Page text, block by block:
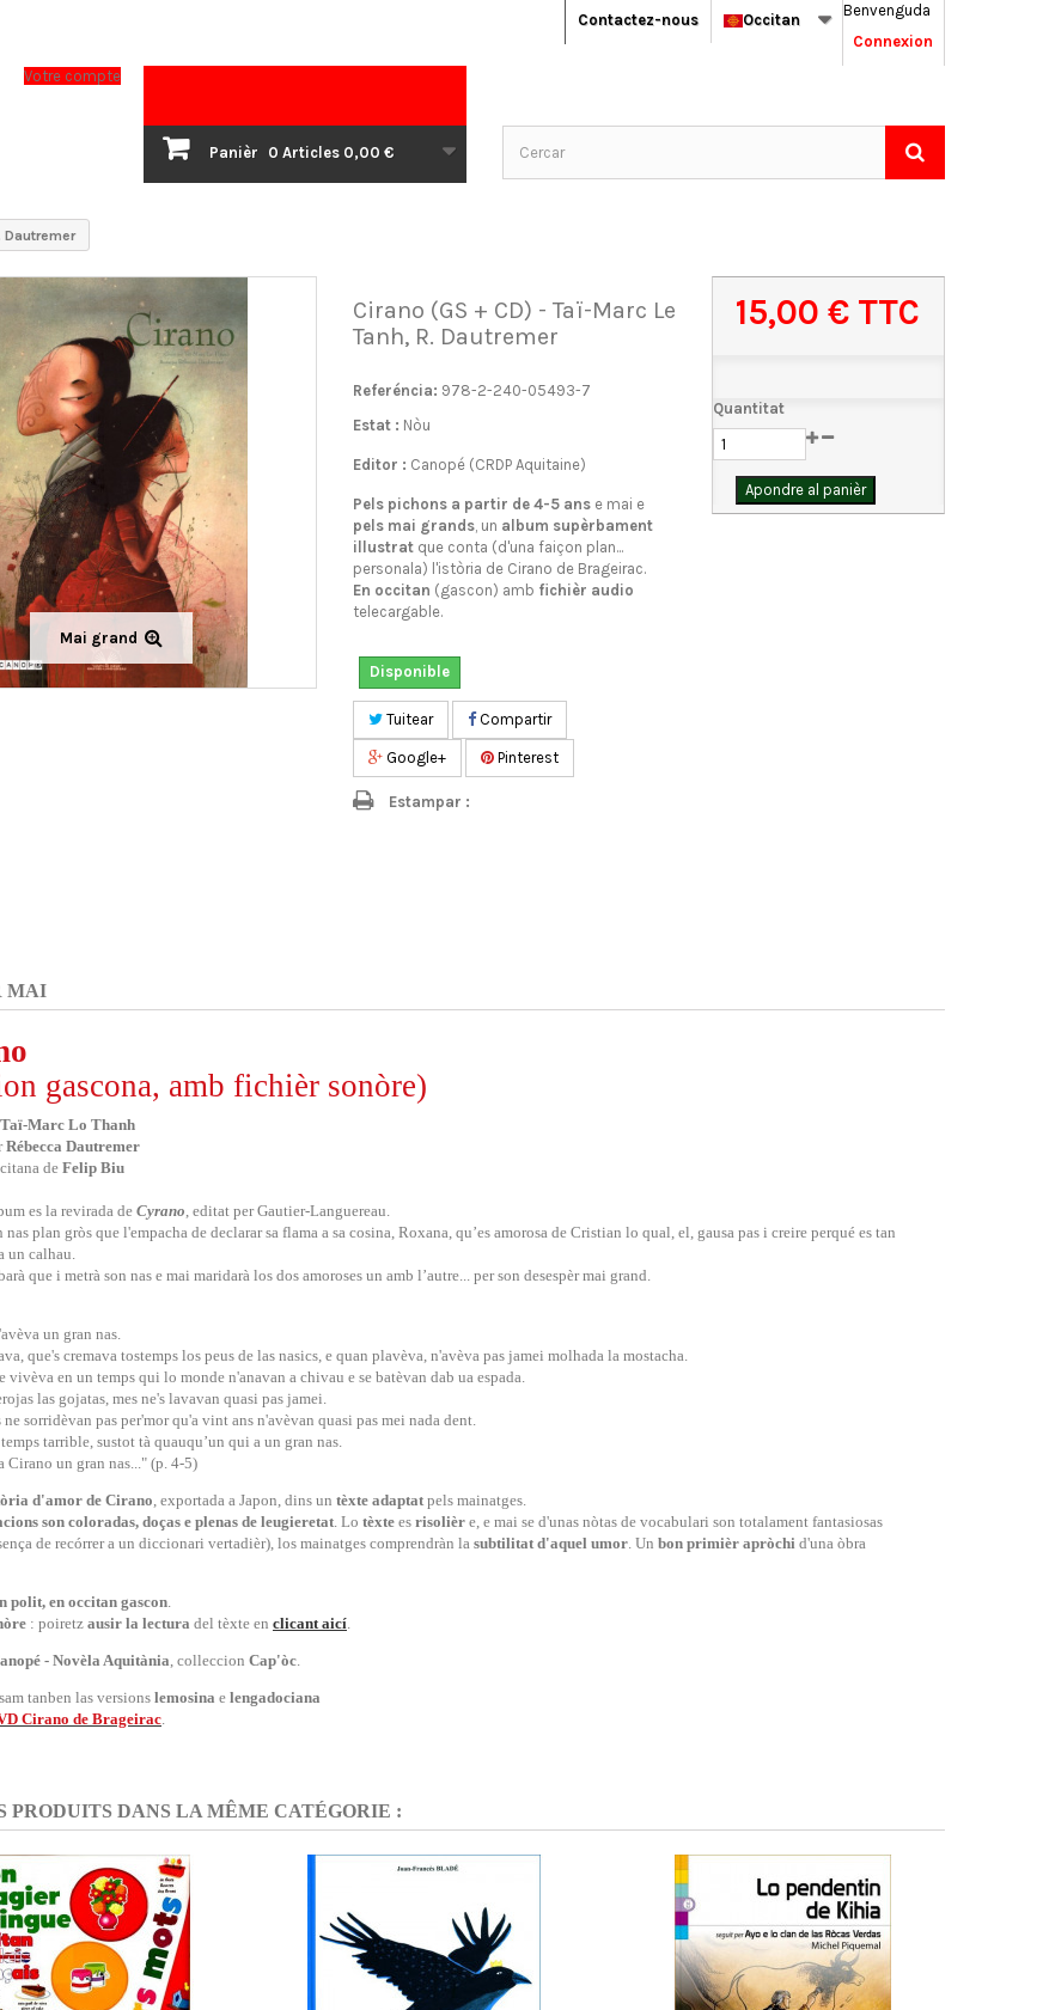
Benvenguda
Connexion
Occitan
Contactez-nous
Panièr 0 Articles 0,00 €
Votre compte
Dautremer
Mai grand
Cirano (GS + CD) - Taï-Marc Le
Tanh, R. Dautremer
Referéncia: 978-2-240-05493-7
Estat : Nòu
Editor : Canopé (CRDP Aquitaine)
Pels pichons a partir de 4-5 ans e mai e
pels mai grands, un album supèrbament
illustrat que conta (d'una faiçon plan...
personala) l'istòria de Cirano de Brageirac.
En occitan (gascon) amb fichièr audio
telecargable.
Disponible
Tuitear Compartir
Google+ Pinterest
Estampar :
15,00 €TTC
Quantitat
Apondre al panièr
MAI
gascona, amb fichièr sonòre)
Taï-Marc Lo Thanh
Rébecca Dautremer
deFelip Biu
es la revirada de Cyrano, editat per Gautier-Languereau.
nas plan gròs que l'empacha de declarar sa flama a sa cosina, Roxana, qu’es amorosa de Cristian lo qual, el, gausa pas i creire perqué es tan
un calhau.
que i metrà son nas e mai maridarà los dos amoroses un amb l’autre... per son desespèr mai grand.
un gran nas.
que's cremava tostemps los peus de las nasics, e quan plavèva, n'avèva pas jamei molhada la mostacha.
vivèva en un temps qui lo monde n'anavan a chivau e se batèvan dab ua espada.
las gojatas, mes ne's lavavan quasi pas jamei.
sorridèvan pas per'mor qu'a vint ans n'avèvan quasi pas mei nada dent.
temps tarrible, sustot tà quauqu’un qui a un gran nas.
Cirano un gran nas..." (p. 4-5)
d'amor de Cirano, exportada a Japon, dins un tèxte adaptat pels mainatges.
son coloradas, doças e plenas de leugieretat. Lo tèxte es risolièr e, e mai se d'unas nòtas de vocabulari son totalament fantasiosas
de recórrer a un diccionari vertadièr), los mainatges comprendràn la subtilitat d'aquel umor. Un bon primièr apròchi d'una òbra
polit, en occitan gascon.
: poiretz ausir la lectura del tèxte en clicant aicí.
- Novèla Aquitània, colleccion Cap'òc.
tanben las versions lemosina e lengadociana
Cirano de Brageirac.
PRODUITS DANS LA MÊME CATÉGORIE :